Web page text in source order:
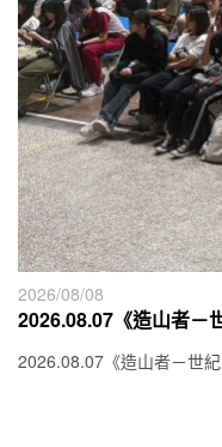
2026/08/08
2026.08.07《造山者－
2026.08.07《造山者－世